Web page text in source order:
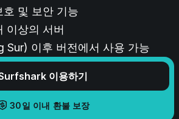
호 및 보안 기능
이상의 서버
Sur) 이후 버전에서 사용 가능
이용하기
30일 이내 환불 보장